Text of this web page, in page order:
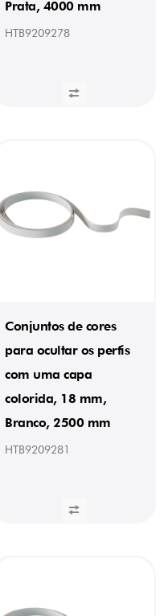
Prata, 4000 mm
HTB9209278
Conjuntos de cores
para ocultar os perfis
com uma capa
colorida, 18 mm,
Branco, 2500 mm
HTB9209281